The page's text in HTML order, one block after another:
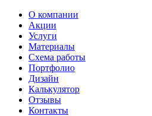
О компании
Акции
Услуги
Материалы
Схема работы
Портфолио
Дизайн
Калькулятор
Отзывы
Контакты